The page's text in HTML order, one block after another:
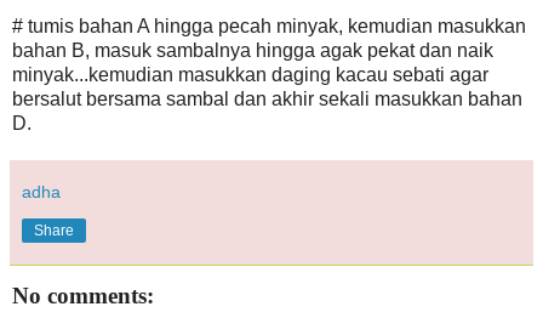
# tumis bahan A hingga pecah minyak, kemudian masukkan
bahan B, masuk sambalnya hingga agak pekat dan naik
minyak...kemudian masukkan daging kacau sebati agar
bersalut bersama sambal dan akhir sekali masukkan bahan
D.
adha
Share
No comments: